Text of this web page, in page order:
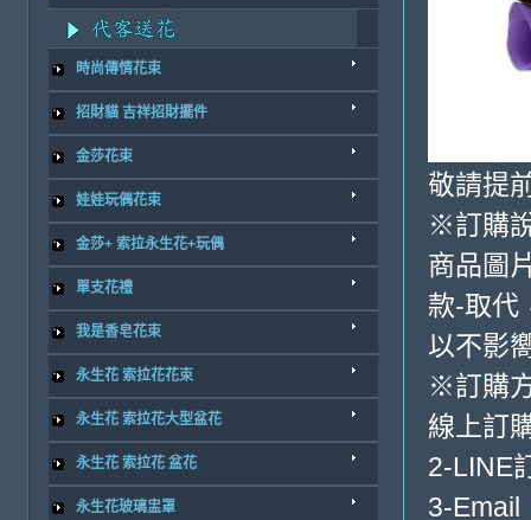
時尚傳情花束
招財貓 吉祥招財擺件
金莎花束
娃娃玩偶花束
金莎+ 索拉永生花+玩偶
單支花禮
我是香皂花束
永生花 索拉花花束
永生花 索拉花大型盆花
永生花 索拉花 盆花
永生花玻璃盅罩
敬請提
※訂購
商品圖
款-取代
以不影
※訂購
線上訂
2-LINE
3-Email